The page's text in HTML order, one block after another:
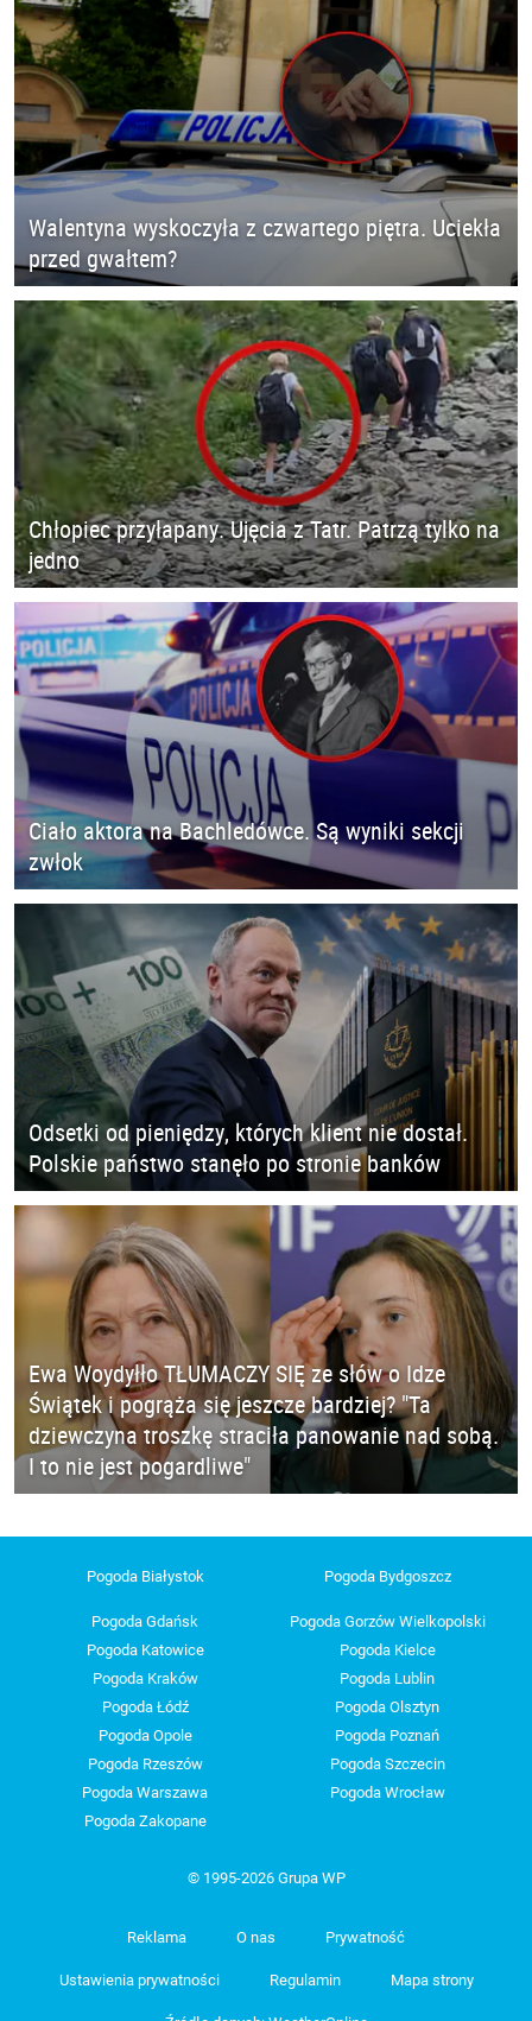
Walentyna wyskoczyła z czwartego piętra. Uciekła
przed gwałtem?
Chłopiec przyłapany. Ujęcia z Tatr. Patrzą tylko na
jedno
Ciało aktora na Bachledówce. Są wyniki sekcji
zwłok
Odsetki od pieniędzy, których klient nie dostał.
Polskie państwo stanęło po stronie banków
Ewa Woydyłło TŁUMACZY SIĘ ze słów o Idze
Świątek i pogrąża się jeszcze bardziej? "Ta
dziewczyna troszkę straciła panowanie nad sobą.
I to nie jest pogardliwe"
Pogoda Białystok Pogoda Bydgoszcz
Pogoda Gdańsk
Pogoda Gorzów Wielkopolski
Pogoda Katowice
Pogoda Kielce
Pogoda Kraków
Pogoda Lublin
Pogoda Łódź
Pogoda Olsztyn
Pogoda Opole
Pogoda Poznań
Pogoda Rzeszów
Pogoda Szczecin
Pogoda Warszawa
Pogoda Wrocław
Pogoda Zakopane
© 1995-2026 Grupa WP
Reklama O nas Prywatność
Ustawienia prywatności Regulamin Mapa strony